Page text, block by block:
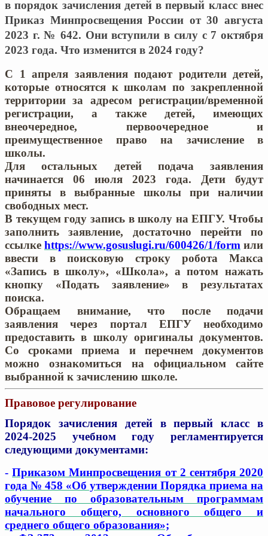
в порядок зачисления детей в первый класс внес
Приказ Минпросвещения России от 30 августа
2023 г. № 642. Они вступили в силу с 7 октября
2023 года. Что изменится в 2024 году?
С 1 апреля заявления подают родители детей,
которые относятся к школам по закрепленной
территории за адресом регистрации/временной
регистрации, а также детей, имеющих
внеочередное, первоочередное и
преимущественное право на зачисление в
школы.
Для остальных детей подача заявления
начинается 06 июля 2023 года. Дети будут
приняты в выбранные школы при наличии
свободных мест.
В текущем году запись в школу на ЕПГУ. Чтобы
заполнить заявление, достаточно перейти по
ссылке https://www.gosuslugi.ru/600426/1/form или
ввести в поисковую строку робота Макса
«Запись в школу», «Школа», а потом нажать
кнопку «Подать заявление» в результатах
поиска.
Обращаем внимание, что после подачи
заявления через портал ЕПГУ необходимо
предоставить в школу оригиналы документов.
Со сроками приема и перечнем документов
можно ознакомиться на официальном сайте
выбранной к зачислению школе.
Правовое регулирование
Порядок зачисления детей в первый класс в
2024-2025 учебном году регламентируется
следующими документами:
-Приказом Минпросвещения от 2 сентября 2020
года № 458 «Об утверждении Порядка приема на
обучение по образовательным программам
начального общего, основного общего и
среднего общего образования»;